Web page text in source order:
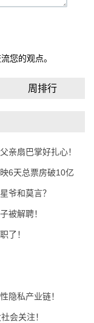
您的观点。
周排行
亲扇巴掌好扎心！
6天总票房破10亿
爷和莫言？
被解聘！
了！
隐私产业链！
会关注！